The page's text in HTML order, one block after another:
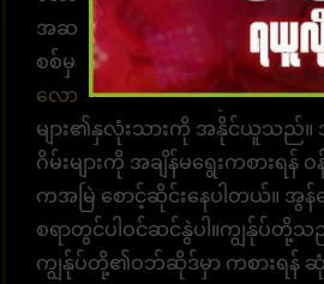
အဆင်သင့်ဖြစ်နေပါပြီ။ ထိထိရောက်
စစ်မှန်သော ပေးချေမှုများ၊ နံပ
လောင်းကစားဝက်ဘ်ဆိုက်
များ၏နှလုံးသားကို အနိုင်ယူသည်။
ဂိမ်းများကို အချိန်မရွေးကစားရန်
ကအမြဲ စောင့်ဆိုင်းနေပါတယ်။ အွန်လ
စရာတွင်ပါဝင်ဆင်နွဲပါ။ကျွန်ုပ်တို့
ကျွန်ုပ်တို့၏ဝဘ်ဆိုဒ်မှာ ကစားရန်